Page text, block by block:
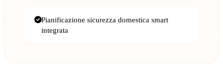
Pianificazione sicurezza domestica smart
integrata